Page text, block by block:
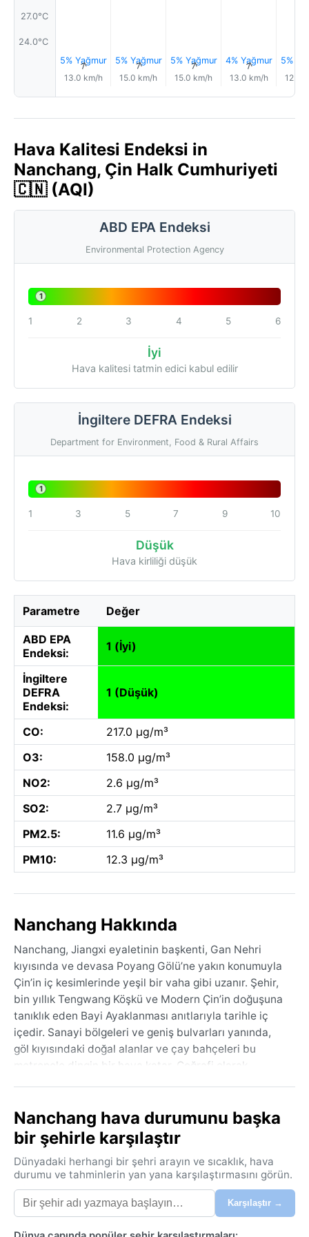
27.0°C
24.0°C
5% Yağmur
↑
13.0 km/h
5% Yağmur
↑
15.0 km/h
5% Yağmur
↑
15.0 km/h
4% Yağmur
↑
13.0 km/h
5%
12.0
Hava Kalitesi Endeksi in
Nanchang, Çin Halk Cumhuriyeti
🇨🇳 (AQI)
ABD EPA Endeksi
Environmental Protection Agency
1
1 2 3 4 5 6
İyi
Hava kalitesi tatmin edici kabul edilir
İngiltere DEFRA Endeksi
Department for Environment, Food & Rural Affairs
1
1 3 5 7 9 10
Düşük
Hava kirliliği düşük
Parametre Değer
ABD EPA
Endeksi:
1 (İyi)
İngiltere
DEFRA
Endeksi:
1 (Düşük)
CO:
217.0 µg/m³
O3:
158.0 µg/m³
NO2:
2.6 µg/m³
SO2:
2.7 µg/m³
PM2.5:
11.6 µg/m³
PM10:
12.3 µg/m³
Nanchang Hakkında
Nanchang, Jiangxi eyaletinin başkenti, Gan Nehri
kıyısında ve devasa Poyang Gölü’ne yakın konumuyla
Çin’in iç kesimlerinde yeşil bir vaha gibi uzanır. Şehir,
bin yıllık Tengwang Köşkü ve Modern Çin’in doğuşuna
tanıklık eden Bayi Ayaklanması anıtlarıyla tarihle iç
içedir. Sanayi bölgeleri ve geniş bulvarları yanında,
göl kıyısındaki doğal alanlar ve çay bahçeleri bu
metropole dingin bir hava katar. Coğrafi olarak
Köppen sınıflandırmasına göre Cfa (nemli subtropikal)
iklimine sahip Nanchang’da yazlar bunaltıcı sıcak ve
son derece nemlidir. Sıcaklık sık sık 35°C’yi aşar,
atmosfer adeta bir hamam gibi hissettirir. Kışlar ise
genellikle ılımandır; ortalama sıcaklık 5-10°C arasında
seyretse de ara sıra don olayları görülür. Yağış yıl
boyunca boldur, en yoğun dönem ilkbahar ve yaz
Nanchang hava durumunu başka
bir şehirle karşılaştır
Dünyadaki herhangi bir şehri arayın ve sıcaklık, hava
durumu ve tahminlerin yan yana karşılaştırmasını görün.
Karşılaştır →